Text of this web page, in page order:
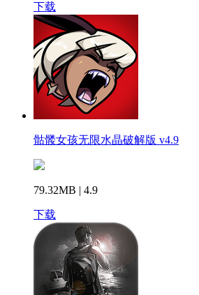
下载
骷髅女孩无限水晶破解版 v4.9
79.32MB | 4.9
下载